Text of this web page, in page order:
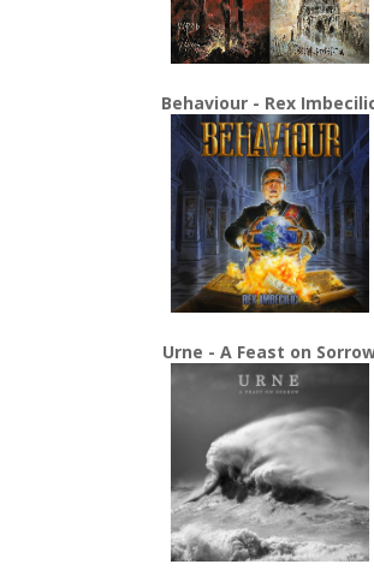
Behaviour - Rex
Urne - A Feast on